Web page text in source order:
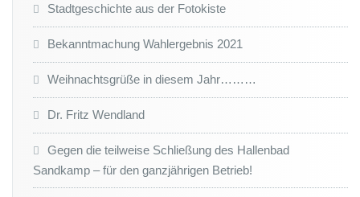
Stadtgeschichte aus der Fotokiste
Bekanntmachung Wahlergebnis 2021
Weihnachtsgrüße in diesem Jahr………
Dr. Fritz Wendland
Gegen die teilweise Schließung des Hallenbad
Sandkamp – für den ganzjährigen Betrieb!